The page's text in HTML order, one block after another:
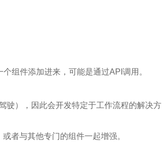
组件添加进来，可能是通过API调用。
驶），因此会开发特定于工作流程的解决方
者与其他专门的组件一起增强。